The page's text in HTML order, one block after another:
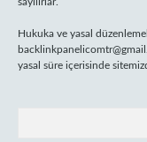
Hukuka ve yasal
yasal süre içerisinde